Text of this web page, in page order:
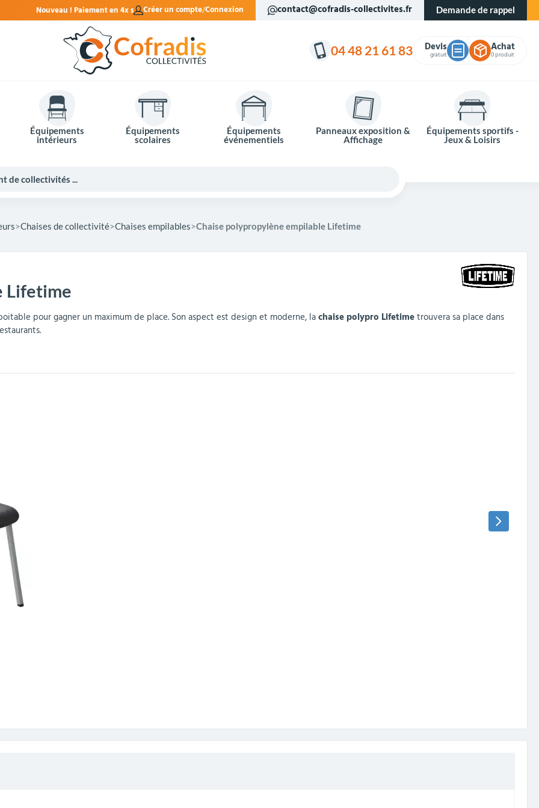
en 4x sans frais. Créer un compte Connexion contact@cofradis-collectivites.fr Demande de rappel
04 48 21 61 83 Devis
gratuit
Achat
0 produit
Équipements
intérieurs
Équipements
scolaires
Équipements
événementiels
Panneaux exposition &
Affichage
Équipements sportifs -
Jeux & Loisirs
Abris fumeurs
parking
Miroirs de sécurité
Mobilier de bureau
Mobilier crèche et
maternelle
Pavoisement
Chaises de collectivité Chaises empilables Chaise polypropylène empilable Lifetime
Lifetime
pour gagner un maximum de place. Son aspect est design et moderne, lachaise polypro Lifetimetrouvera sa place dans